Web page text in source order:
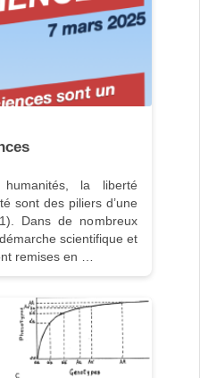
la liberté
sont des piliers d’une
Dans de nombreux
scientifique et
remises en …